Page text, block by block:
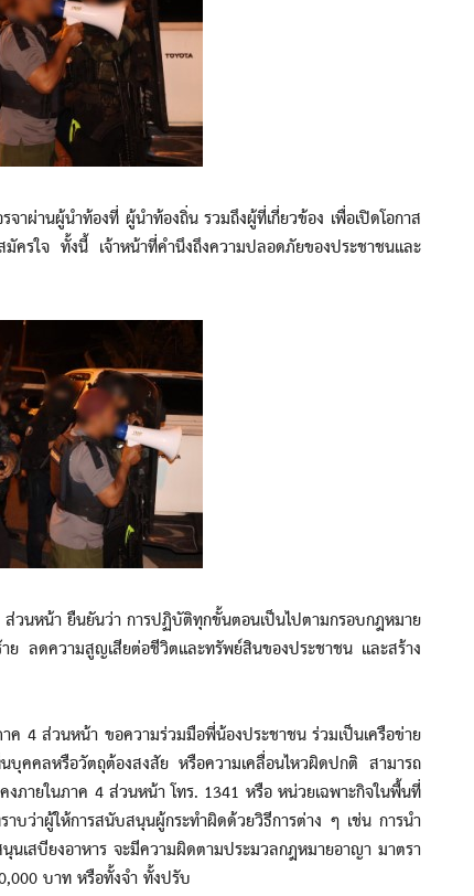
านผู้นำท้องที่ ผู้นำท้องถิ่น รวมถึงผู้ที่เกี่ยวข้อง เพื่อเปิดโอกาส
มัครใจ ทั้งนี้ เจ้าหน้าที่คำนึงถึงความปลอดภัยของประชาชนและ
หน้า ยืนยันว่า การปฏิบัติทุกขั้นตอนเป็นไปตามกรอบกฎหมาย
ย ลดความสูญเสียต่อชีวิตและทรัพย์สินของประชาชน และสร้าง
ส่วนหน้า ขอความร่วมมือพี่น้องประชาชน ร่วมเป็นเครือข่าย
คลหรือวัตถุต้องสงสัย หรือความเคลื่อนไหวผิดปกติ สามารถ
งภายในภาค 4 ส่วนหน้า โทร. 1341 หรือ หน่วยเฉพาะกิจในพื้นที่
บว่าผู้ให้การสนับสนุนผู้กระทำผิดด้วยวิธีการต่าง ๆ เช่น การนำ
เสบียงอาหาร จะมีความผิดตามประมวลกฎหมายอาญา มาตรา
บาท หรือทั้งจำ ทั้งปรับ